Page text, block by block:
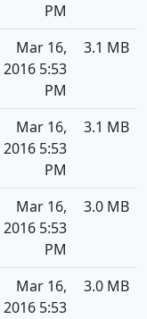
PM
Mar 16,
2016 5:53
PM
3.1 MB
Mar 16,
2016 5:53
PM
3.1 MB
Mar 16,
2016 5:53
PM
3.0 MB
Mar 16,
2016 5:53
3.0 MB